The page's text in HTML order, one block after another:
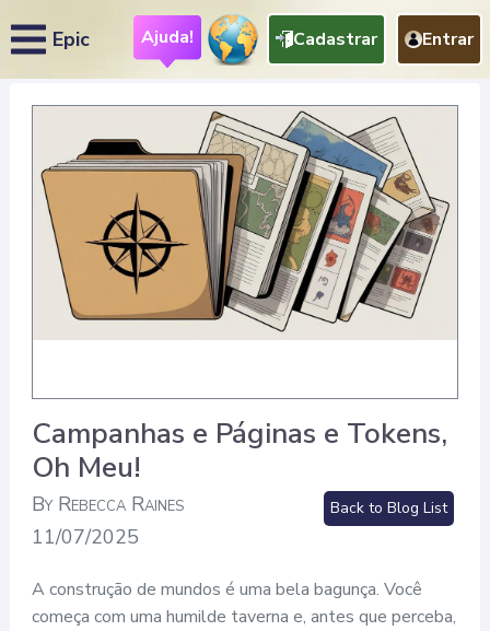
Epic Ajuda! Cadastrar Entrar
Campanhas e Páginas e Tokens,
Oh Meu!
By Rebecca Raines
11/07/2025
Back to Blog List
A construção de mundos é uma bela bagunça. Você
começa com uma humilde taverna e, antes que perceba,